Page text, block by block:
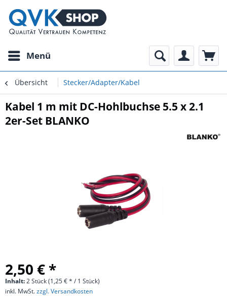
Menü
Übersicht Stecker/Adapter/Kabel
Kabel 1 m mit DC-Hohlbuchse 5.5 x 2.1
2er-Set BLANKO
2,50 € *
Inhalt:2 Stück (1,25 € * / 1 Stück)
inkl. MwSt.zzgl. Versandkosten